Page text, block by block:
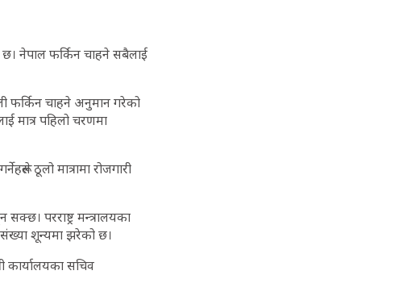
नेपाल फर्किन चाहने सबैलाई
फर्किन चाहने अनुमान गरेको
मात्र पहिलो चरणमा
ठूलो मात्रामा रोजगारी
परराष्ट्र मन्त्रालयका
शून्यमा झरेको छ।
कार्यालयका सचिव